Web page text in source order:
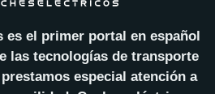
es el primer portal en español
las tecnologías de transporte
especial atención a